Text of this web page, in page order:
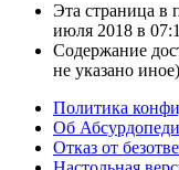
Эта страница в
июля 2018 в
Содержание
не указано
Политика
Об
Отказ от